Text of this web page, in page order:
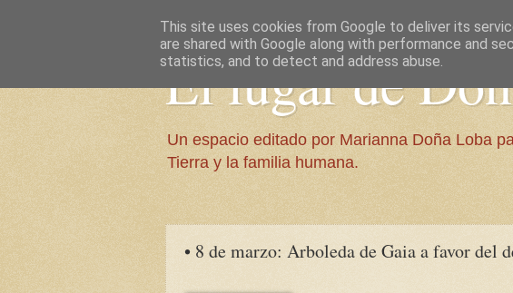
El lugar de
Un espacio editado por Marianna Doña Loba
Tierra y la familia humana.
• 8 de marzo: Arboleda de Gaia a favor del
This site uses cookies from Google to deliver its
are shared with Google along with performance and
statistics, and to detect and address abuse.